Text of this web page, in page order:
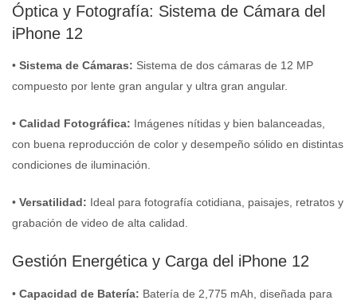
Óptica y Fotografía: Sistema de Cámara del
iPhone 12
• Sistema de Cámaras: Sistema de dos cámaras de 12 MP
compuesto por lente gran angular y ultra gran angular.
• Calidad Fotográfica: Imágenes nítidas y bien balanceadas,
con buena reproducción de color y desempeño sólido en distintas
condiciones de iluminación.
• Versatilidad: Ideal para fotografía cotidiana, paisajes, retratos y
grabación de video de alta calidad.
Gestión Energética y Carga del iPhone 12
• Capacidad de Batería: Batería de 2,775 mAh, diseñada para